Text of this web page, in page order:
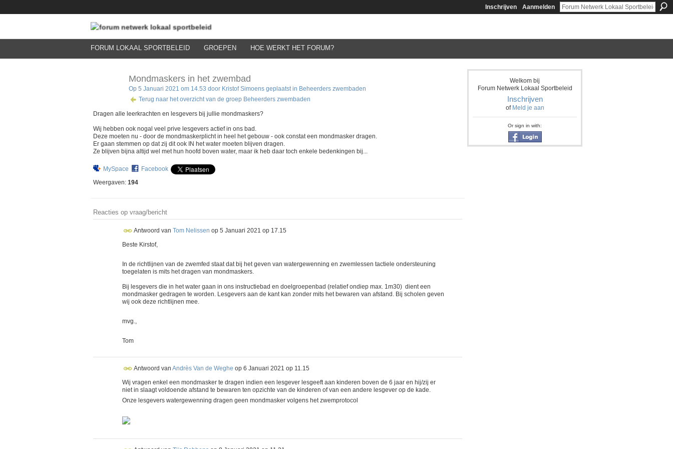
Inschrijven Aanmelden
FORUM LOKAAL SPORTBELEID GROEPEN HOE WERKT HET FORUM?
Mondmaskers in het zwembad
Op 5 Januari 2021 om 14.53 door Kristof Simoens geplaatst in Beheerders zwembaden
Terug naar het overzicht van de groep Beheerders zwembaden
Dragen alle leerkrachten en lesgevers bij jullie mondmaskers?
Wij hebben ook nogal veel prive lesgevers actief in ons bad.
Deze moeten nu - door de mondmaskerplicht in heel het gebouw - ook constat een mondmasker dragen.
Er gaan stemmen op dat zij dit ook IN het water moeten blijven dragen.
Ze blijven bijna altijd wel met hun hoofd boven water, maar ik heb daar toch enkele bedenkingen bij...
MySpace
Facebook
Weergaven: 194
Reacties op vraag/bericht
Antwoord van Tom Nelissen op 5 Januari 2021 op 17.15
Beste Kirstof,
In de richtlijnen van de zwemfed staat dat bij het geven van watergewenning en zwemlessen tactiele ondersteuning
toegelaten is mits het dragen van mondmaskers.
Bij lesgevers die in het water gaan in ons instructiebad en doelgroepenbad (relatief ondiep max. 1m30) dient een
mondmasker gedragen te worden. Lesgevers aan de kant kan zonder mits het bewaren van afstand. Bij scholen geven
wij ook deze richtlijnen mee.
mvg.,
Tom
Antwoord van Andrès Van de Weghe op 6 Januari 2021 op 11.15
Wij vragen enkel een mondmasker te dragen indien een lesgever lesgeeft aan kinderen boven de 6 jaar en hij/zij er
niet in slaagt voldoende afstand te bewaren ten opzichte van de kinderen of van een andere lesgever op de kade.
Onze lesgevers watergewenning dragen geen mondmasker volgens het zwemprotocol
Welkom bij
Forum Netwerk Lokaal Sportbeleid
Inschrijven
of Meld je aan
Or sign in with: